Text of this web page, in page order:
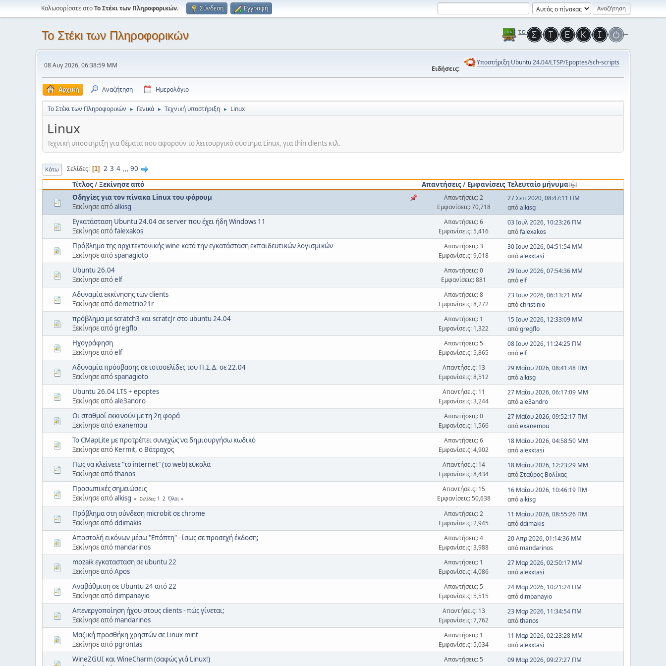
Καλωσορίσατε στοΤο Στέκι των Πληροφορικών. Σύνδεση Εγγραφή
Το Στέκι των Πληροφορικών
08 Αυγ 2026, 06:38:59 ΜΜ Ειδήσεις:
Υποστήριξη Ubuntu 24.04/LTSP/Epoptes/sch-scripts
Αρχική Αναζήτηση Ημερολόγιο
Το Στέκι των Πληροφορικών ► Γενικά ► Τεχνική υποστήριξη ► Linux
Linux
Τεχνική υποστήριξη για θέματα που αφορούν το λειτουργικό σύστημα Linux, για thin clients κτλ.
Κάτω Σελίδες 1 2 3 4 ... 90
Τίτλος/Ξεκίνησε από Απαντήσεις/ Εμφανίσεις Τελευταίο μήνυμα
Οδηγίες για τον πίνακα Linux του φόρουμ
Ξεκίνησε απόalkisg
Απαντήσεις: 2
Εμφανίσεις: 70,718
27 Σεπ 2020, 08:47:11 ΠΜ
απόalkisg
Εγκατάσταση Ubuntu 24.04 σε server που έχει ήδη Windows 11
Ξεκίνησε απόfalexakos
Απαντήσεις: 6
Εμφανίσεις: 5,416
03 Ιουλ 2026, 10:23:26 ΠΜ
απόfalexakos
Πρόβλημα της αρχιτεκτονικής wine κατά την εγκατάσταση εκπαιδευτικών λογισμικών
Ξεκίνησε απόspanagioto
Απαντήσεις: 3
Εμφανίσεις: 9,018
30 Ιουν 2026, 04:51:54 ΜΜ
απόalexxtasi
Ubuntu 26.04
Ξεκίνησε απόelf
Απαντήσεις: 0
Εμφανίσεις: 881
29 Ιουν 2026, 07:54:36 ΜΜ
απόelf
Αδυναμία εκκίνησης των clients
Ξεκίνησε απόdemetrio21r
Απαντήσεις: 8
Εμφανίσεις: 8,272
23 Ιουν 2026, 06:13:21 ΜΜ
απόchristinio
πρόβλημα με scratch3 και scratcJr στο ubuntu 24.04
Ξεκίνησε απόgregflo
Απαντήσεις: 1
Εμφανίσεις: 1,322
15 Ιουν 2026, 12:33:09 ΜΜ
απόgregflo
Ηχογράφηση
Ξεκίνησε απόelf
Απαντήσεις: 5
Εμφανίσεις: 5,865
08 Ιουν 2026, 11:24:25 ΠΜ
απόelf
Αδυναμία πρόσβασης σε ιστοσελίδες του Π.Σ.Δ. σε 22.04
Ξεκίνησε απόspanagioto
Απαντήσεις: 13
Εμφανίσεις: 8,512
29 Μαΐου 2026, 08:41:48 ΠΜ
απόalkisg
Ubuntu 26.04 LTS + epoptes
Ξεκίνησε απόale3andro
Απαντήσεις: 11
Εμφανίσεις: 3,244
27 Μαΐου 2026, 06:17:09 ΜΜ
απόale3andro
Οι σταθμοί εκκινούν με τη 2η φορά
Ξεκίνησε απόexanemou
Απαντήσεις: 0
Εμφανίσεις: 1,566
27 Μαΐου 2026, 09:52:17 ΠΜ
απόexanemou
To CMapLite με προτρέπει συνεχώς να δημιουργήσω κωδικό
Ξεκίνησε από Kermit, ο Βάτραχος
Απαντήσεις: 6
Εμφανίσεις: 4,902
18 Μαΐου 2026, 04:58:50 ΜΜ
απόalexxtasi
Πως να κλείνετε "το internet" (το web) εύκολα
Ξεκίνησε απόthanos
Απαντήσεις: 14
Εμφανίσεις: 8,434
18 Μαΐου 2026, 12:23:29 ΜΜ
απόΣταύρος Βολίκας
Προσωπικές σημειώσεις
Ξεκίνησε απόalkisg Σελίδες 1 2 Όλοι
Απαντήσεις: 15
Εμφανίσεις: 50,638
16 Μαΐου 2026, 10:46:19 ΠΜ
απόalkisg
Πρόβλημα στη σύνδεση microbit σε chrome
Ξεκίνησε απόddimakis
Απαντήσεις: 2
Εμφανίσεις: 2,945
11 Μαΐου 2026, 08:55:26 ΠΜ
απόddimakis
Αποστολή εικόνων μέσω "Επόπτη" - ίσως σε προσεχή έκδοση;
Ξεκίνησε από mandarinos
Απαντήσεις: 4
Εμφανίσεις: 3,988
20 Απρ 2026, 01:14:36 ΜΜ
από mandarinos
mozaik εγκατασταση σε ubuntu 22
Ξεκίνησε απόApos
Απαντήσεις: 1
Εμφανίσεις: 4,086
27 Μαρ 2026, 02:50:17 ΜΜ
απόalexxtasi
Αναβάθμιση σε Ubuntu 24 από 22
Ξεκίνησε απόdimpanayio
Απαντήσεις: 5
Εμφανίσεις: 5,515
24 Μαρ 2026, 10:21:24 ΠΜ
απόdimpanayio
Απενεργοποίηση ήχου στους clients - πώς γίνεται;
Ξεκίνησε από mandarinos
Απαντήσεις: 13
Εμφανίσεις: 7,762
23 Μαρ 2026, 11:34:54 ΠΜ
απόthanos
Μαζική προσθήκη χρηστών σε Linux mint
Ξεκίνησε από pgrontas
Απαντήσεις: 1
Εμφανίσεις: 5,034
11 Μαρ 2026, 02:23:28 ΜΜ
απόalexxtasi
WineZGUI και WineCharm (σαφώς γιά Linux!)
Απαντήσεις: 5
09 Μαρ 2026, 09:27:27 ΠΜ